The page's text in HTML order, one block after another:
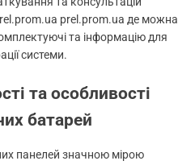
prel.prom.ua де можна
та інформацію для
системи.
та особливості
батарей
панелей значною мірою